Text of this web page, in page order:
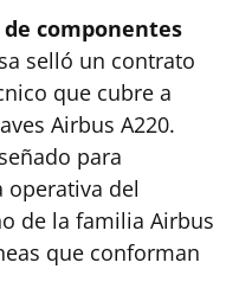
componentes
selló un contrato
que cubre a
Airbus A220.
para
operativa del
de la familia Airbus
que conforman